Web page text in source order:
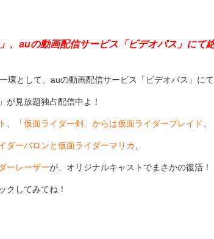
、auの動画配信サービス「ビデオパス」にて
環として、auの動画配信サービス「ビデオパス」にて
が見放題独占配信中よ！
、 「仮面ライダー剣」からは仮面ライダーブレイド、
ダーバロンと仮面ライダーマリカ、
ーレーザーが、オリジナルキャストでまさかの復活！
クしてみてね！